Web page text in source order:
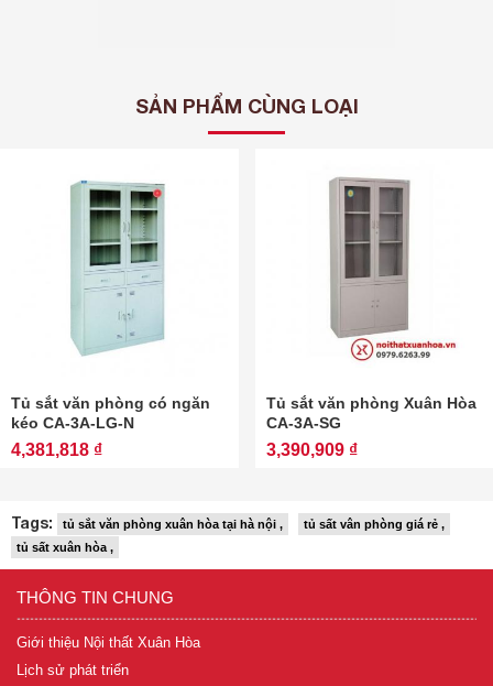
SẢN PHẨM CÙNG LOẠI
Tủ sắt văn phòng có ngăn
kéo CA-3A-LG-N
4,381,818 ₫
Tủ sắt văn phòng Xuân Hòa
CA-3A-SG
3,390,909 ₫
Tags: tủ sắt văn phòng xuân hòa tại hà nội ,
tủ sất vân phòng giá rẻ ,
tủ sất xuân hòa ,
THÔNG TIN CHUNG
Giới thiệu Nội thất Xuân Hòa
Lịch sử phát triển